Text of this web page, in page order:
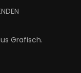
Grafisch.